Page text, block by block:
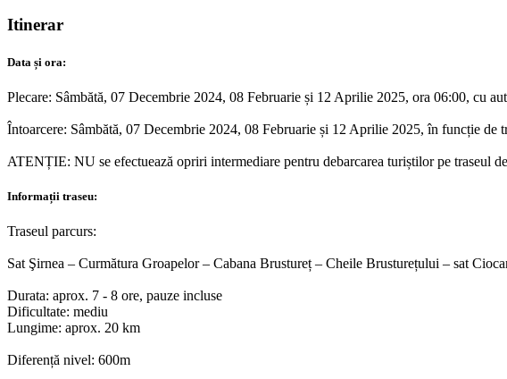
Itinerar
Data și ora:
Plecare: Sâmbătă, 07 Decembrie 2024, 08 Februarie și 12 Aprilie 2025, ora 06:00, cu
Întoarcere: Sâmbătă, 07 Decembrie 2024, 08 Februarie și 12 Aprilie 2025, în funcție de
ATENȚIE: NU se efectuează opriri intermediare pentru debarcarea turiștilor pe traseul
Informații traseu:
Traseul parcurs:
Sat Şirnea – Curmătura Groapelor – Cabana Brustureț – Cheile Brusturețului – sat
Durata: aprox. 7 - 8 ore, pauze incluse
Dificultate: mediu
Lungime: aprox. 20 km
Diferență nivel: 600m